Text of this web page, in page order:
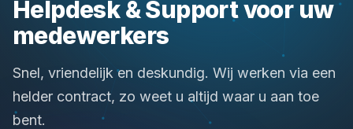
Helpdesk & Support voor uw
medewerkers
Snel, vriendelijk en deskundig. Wij werken via een
helder contract, zo weet u altijd waar u aan toe
bent.